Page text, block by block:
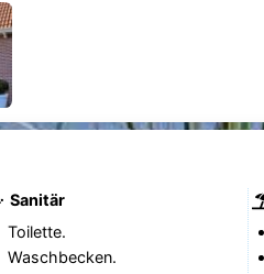
Sanitär
Toilette.
Waschbecken.